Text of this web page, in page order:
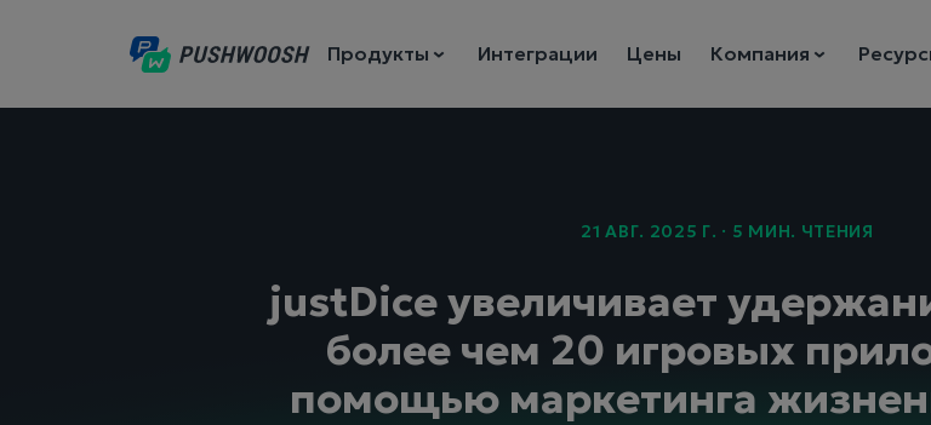
Продукты Интеграции Цены Компания
21 АВГ. 2025 Г. · 5 МИН. ЧТЕНИЯ
justDice увеличивает
более чем 20 игровых
помощью маркетинга